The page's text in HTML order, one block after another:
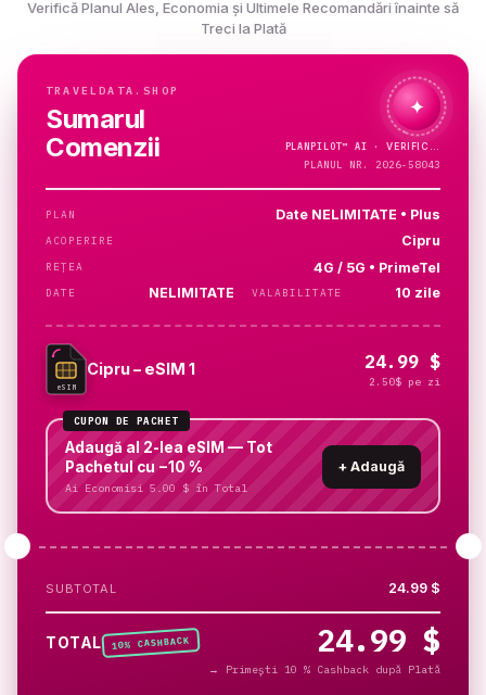
Verifică Planul Ales, Economia și Ultimele Recomandări înainte să
Treci la Plată
TRAVELDATA.SHOP
Sumarul
Comenzii
✦
PLANPILOT™ AI ·VERIFIC…
PLANUL NR. 2026-58043
PLAN Date NELIMITATE • Plus
ACOPERIRE Cipru
REȚEA 4G / 5G • PrimeTel
DATE NELIMITATE VALABILITATE 10 zile
eSIM
Cipru – eSIM 1 24.99 $
2.50$ pe zi
CUPON DE PACHET
Adaugă al 2-lea eSIM — Tot
Pachetul cu −10 %
Ai Economisi 5.00 $ în Total
+ Adaugă
SUBTOTAL 24.99 $
TOTAL 10% CASHBACK 24.99 $
→ Primești 10 % Cashback după Plată